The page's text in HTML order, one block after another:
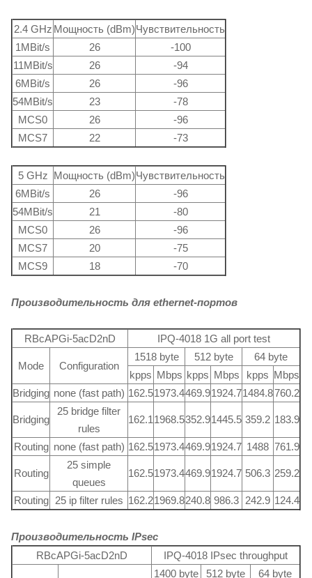
2.4 GHz Мощность (dBm)Чувствительность
1MBit/s
26
-100
11MBit/s
26
-94
6MBit/s
26
-96
54MBit/s
23
-78
MCS0
26
-96
MCS7
22 -73
5 GHz Мощность (dBm)Чувствительность
6MBit/s
26
-96
54MBit/s
21
-80
MCS0
26
-96
MCS7
20
-75
MCS9
18 -70
Производительность для ethernet-портов
RBcAPGi-5acD2nD IPQ-4018 1G all port test
Mode Configuration
1518 byte 512 byte
64 byte
kpps Mbps kpps Mbps kpps Mbps
Bridging none (fast path) 162.51973.4469.91924.71484.8760.2
Bridging
25 bridge filter
rules
162.1 1968.5352.91445.5 359.2 183.9
Routing none (fast path) 162.51973.4469.91924.7 1488 761.9
Routing
25 simple
queues
162.51973.4469.91924.7 506.3 259.2
Routing 25 ip filter rules 162.21969.8240.8 986.3 242.9 124.4
Производительность IPsec
RBcAPGi-5acD2nD
IPQ-4018 IPsec throughput
1400 byte 512 byte 64 byte